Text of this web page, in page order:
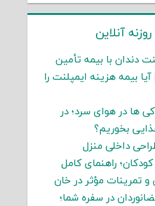
آنلاین
دندان با بیمه تأمین
1405 | آیا بیمه هزینه ایمپلنت را
ها در هوای سرد؛ در
بخوریم؟
داخلی منزل
کودکان؛ راهنمای کامل
تمرینات مؤثر در خان
در سفره شما؛